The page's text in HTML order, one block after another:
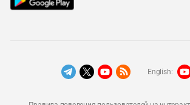
English: